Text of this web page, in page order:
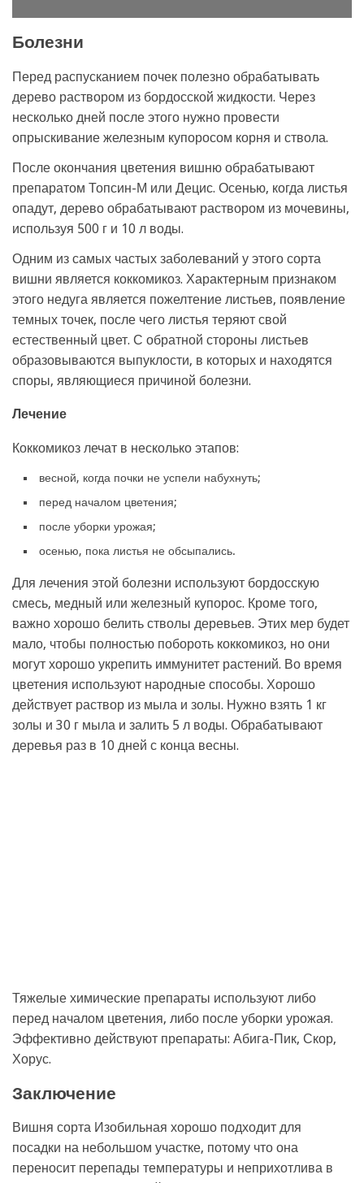
Болезни
Перед распусканием почек полезно обрабатывать
дерево раствором из бордосской жидкости. Через
несколько дней после этого нужно провести
опрыскивание железным купоросом корня и ствола.
После окончания цветения вишню обрабатывают
препаратом Топсин-М или Децис. Осенью, когда листья
опадут, дерево обрабатывают раствором из мочевины,
используя 500 г и 10 л воды.
Одним из самых частых заболеваний у этого сорта
вишни является коккомикоз. Характерным признаком
этого недуга является пожелтение листьев, появление
темных точек, после чего листья теряют свой
естественный цвет. С обратной стороны листьев
образовываются выпуклости, в которых и находятся
споры, являющиеся причиной болезни.
Лечение
Коккомикоз лечат в несколько этапов:
весной, когда почки не успели набухнуть;
перед началом цветения;
после уборки урожая;
осенью, пока листья не обсыпались.
Для лечения этой болезни используют бордосскую
смесь, медный или железный купорос. Кроме того,
важно хорошо белить стволы деревьев. Этих мер будет
мало, чтобы полностью побороть коккомикоз, но они
могут хорошо укрепить иммунитет растений. Во время
цветения используют народные способы. Хорошо
действует раствор из мыла и золы. Нужно взять 1 кг
золы и 30 г мыла и залить 5 л воды. Обрабатывают
деревья раз в 10 дней с конца весны.
Тяжелые химические препараты используют либо
перед началом цветения, либо после уборки урожая.
Эффективно действуют препараты: Абига-Пик, Скор,
Хорус.
Заключение
Вишня сорта Изобильная хорошо подходит для
посадки на небольшом участке, потому что она
переносит перепады температуры и неприхотлива в